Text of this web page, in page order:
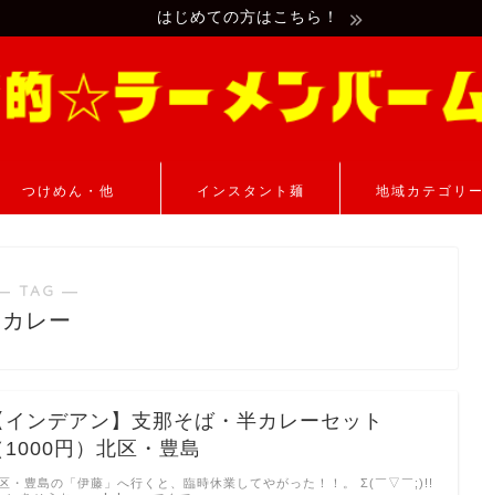
はじめての方はこちら！
つけめん・他 インスタント麺 地域カテゴリー
TAG ―
カレー
インデアン】支那そば・半カレーセット
1000円）北区・豊島
・豊島の「伊藤」へ行くと、臨時休業してやがった！！。 Σ(￣▽￣;)!!